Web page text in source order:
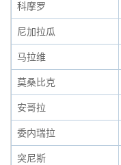
科摩罗
尼加拉瓜
马拉维
莫桑比克
安哥拉
委内瑞拉
突尼斯